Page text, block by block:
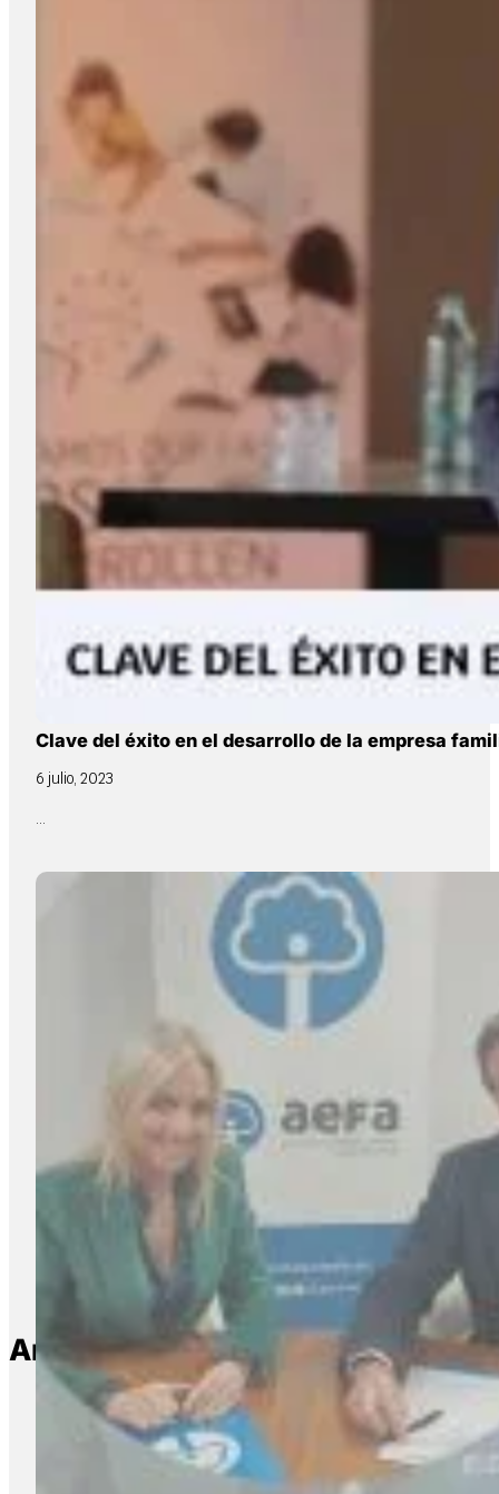
Artículos relacionados
Clave del éxito en el desarrollo de la empresa
6 julio, 2023
...